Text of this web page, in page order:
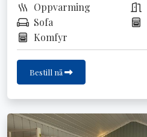
Oppvarming
Sofa
Komfyr
Bestill nå